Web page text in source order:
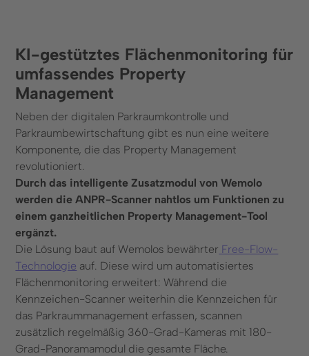
KI-gestütztes Flächenmonitoring für
umfassendes Property
Management
Neben der digitalen Parkraumkontrolle und
Parkraumbewirtschaftung gibt es nun eine weitere
Komponente, die das Property Management
revolutioniert.
Durch das intelligente Zusatzmodul von Wemolo
werden die ANPR-Scanner nahtlos um Funktionen zu
einem ganzheitlichen Property Management-Tool
ergänzt.
Die Lösung baut auf Wemolos bewährter Free-Flow-
Technologie auf. Diese wird um automatisiertes
Flächenmonitoring erweitert: Während die
Kennzeichen-Scanner weiterhin die Kennzeichen für
das Parkraummanagement erfassen, scannen
zusätzlich regelmäßig 360-Grad-Kameras mit 180-
Grad-Panoramamodul die gesamte Fläche.